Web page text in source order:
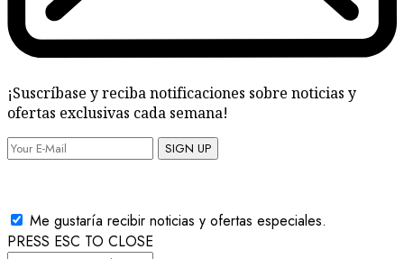
¡Suscríbase y reciba notificaciones sobre noticias y
ofertas exclusivas cada semana!
SIGN UP
Me gustaría recibir noticias y ofertas especiales.
PRESS ESC TO CLOSE